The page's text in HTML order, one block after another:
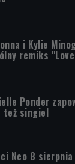
i Kylie
remiks
Ponder
też singiel
Neo 8